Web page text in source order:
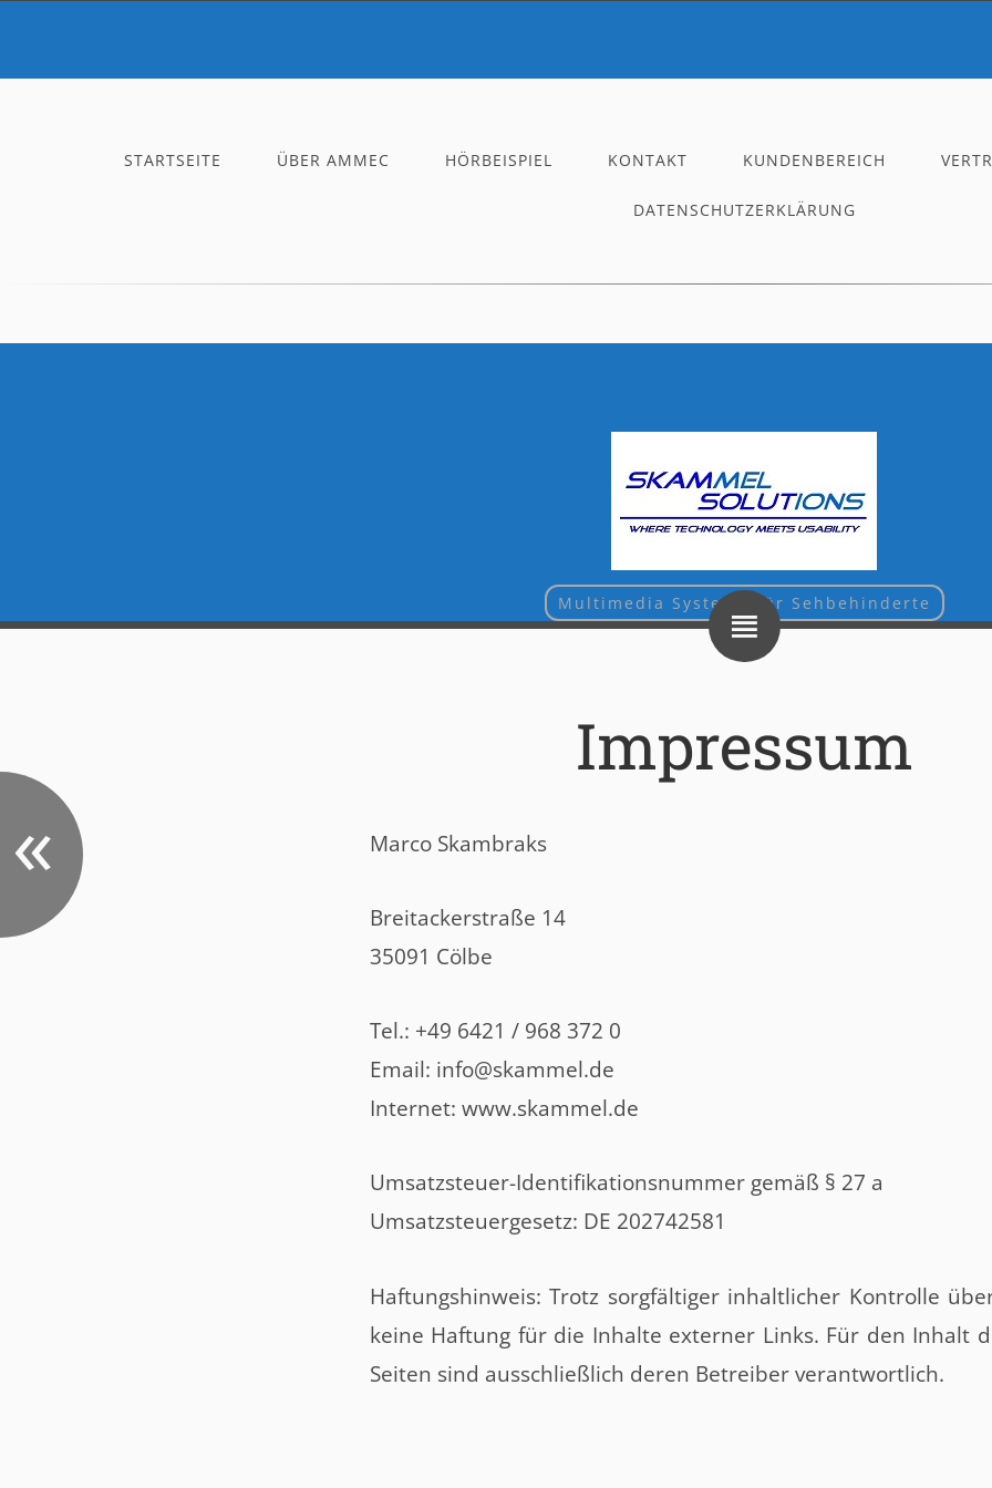
STARTSEITE ÜBER AMMEC HÖRBEISPIEL KONTAKT KUNDENBEREICH
DATENSCHUTZERKLÄRUNG
Multimedia Systeme für Sehbehinderte
Impressum
Marco Skambraks
Breitackerstraße 14
35091 Cölbe
Tel.: +49 6421 / 968 372 0
Email: info@skammel.de
Internet: www.skammel.de
Umsatzsteuer-Identifikationsnummer gemäß § 27 a
Umsatzsteuergesetz: DE 202742581
Haftungshinweis: Trotz sorgfältiger inhaltlicher Kontrolle
keine Haftung für die Inhalte externer Links. Für den Inhalt
Seiten sind ausschließlich deren Betreiber verantwortlich.
«